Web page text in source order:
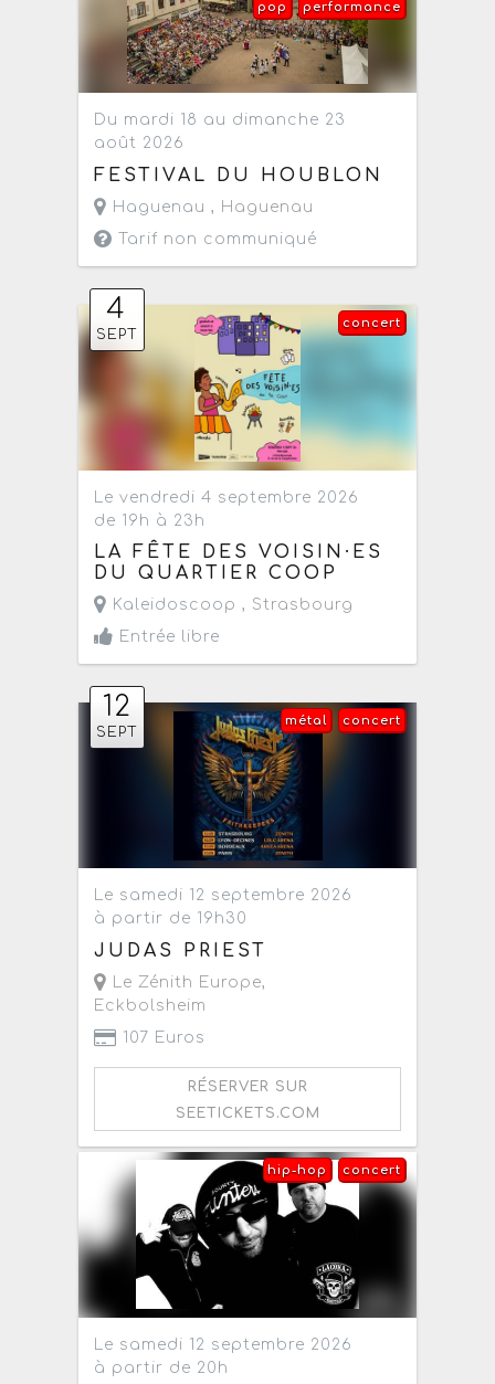
performance
pop
Du mardi 18 au dimanche 23
août 2026
FESTIVAL DU HOUBLON
Haguenau , Haguenau
Tarif non communiqué
4
SEPT
concert
Le vendredi 4 septembre 2026
de 19h à 23h
LA FÊTE DES VOISIN·ES
DU QUARTIER COOP
Kaleidoscoop , Strasbourg
Entrée libre
12
SEPT
concert
métal
Le samedi 12 septembre 2026
à partir de 19h30
JUDAS PRIEST
Le Zénith Europe,
Eckbolsheim
107 Euros
RÉSERVER SUR
SEETICKETS.COM
concert
hip-hop
Le samedi 12 septembre 2026
à partir de 20h